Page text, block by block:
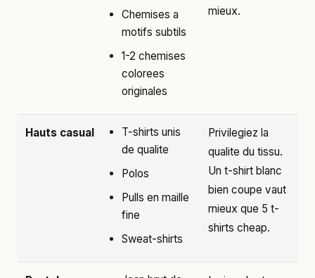
Chemises a
motifs subtils
1-2 chemises
colorees
originales
mieux.
Hauts casual
T-shirts unis
de qualite
Polos
Pulls en maille
fine
Sweat-shirts
Privilegiez la
qualite du tissu.
Un t-shirt blanc
bien coupe vaut
mieux que 5 t-
shirts cheap.